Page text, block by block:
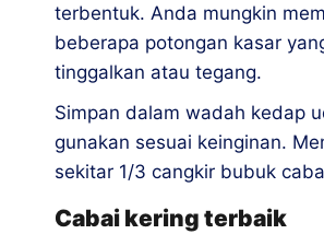
terbentuk. Anda mungkin
beberapa potongan kasar
tinggalkan atau tegang.
Simpan dalam wadah kedap
gunakan sesuai keinginan.
sekitar 1/3 cangkir bubuk
Cabai kering terbaik